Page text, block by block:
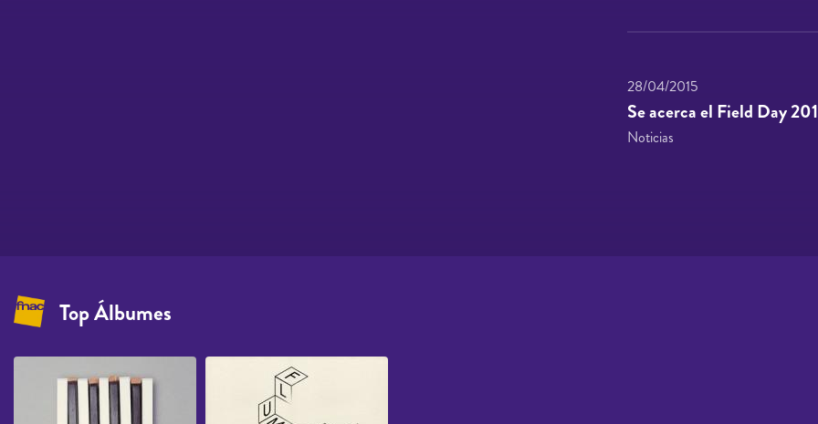
28/04/2015
Se acerca el Field Day
Noticias
Top Álbumes